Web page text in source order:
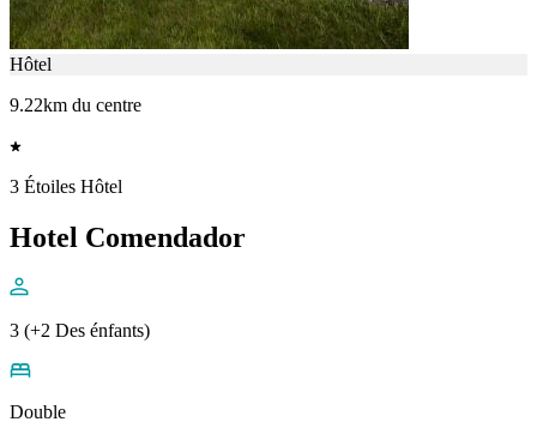
Hôtel
9.22km du centre
3 Étoiles Hôtel
Hotel Comendador
3 (+2 Des énfants)
Double